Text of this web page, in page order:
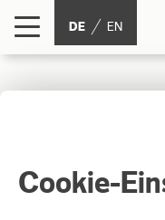
DE EN
„Draht
Cookie-